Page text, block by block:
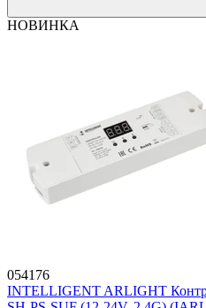
НОВИНКА
054176
INTELLIGENT ARLIGHT